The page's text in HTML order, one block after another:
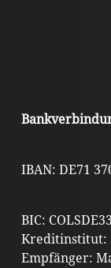
IBAN: DE71
BIC:
Kreditinstitut:
Empfänger: